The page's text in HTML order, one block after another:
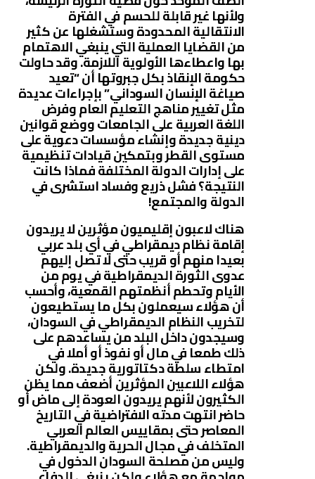
ولأنها غير قابلة للحسم في الفترة
الانتقالية المحدودة وستشغلها عن كثير
من القضايا العملية التي ينبغي الاهتمام
بها واعطاءها الأولوية اللازمة. وقد حاولت
حكومة الإنقاذ بكل جبروتها أن “تعيد
صياغة الإنسان السوداني” بإجراءات عديدة
مثل تغيير مناهج التعليم العام وفرض
اللغة العربية على الجامعات ووضع قوانين
دينية جديدة وإنشاء مؤسسات دعوية على
مستوى القطر وبتمكين قيادات تنظيمية
على إدارات الدولة المختلفة فماذا كانت
النتيجة؟ فشل ذريع وفساد استشرى في
الدولة والمجتمع!
هناك لاعبون إقليميون مؤثرين لا يريدون
إقامة نظام ديمقراطي في أي بلد عربي
بعيدا منهم أو قريب حتى لا تصل إليهم
عدوى الثورة الديمقراطية في يوم من
الأيام وتحطم أنظمتهم القمعية، وأحسب
أن هؤلاء سيعملون بكل ما يستطيعون
لتخريب النظام الديمقراطي في السودان،
وسيجدون داخل البلد من يساعدهم على
ذلك طمعا في مال أو نفوذ أو أملا في
امتطاء سلطة دكتاتورية جديدة. ولكن
هؤلاء اللاعبين المؤثرين أضعف مما يظن
الكثيرون لأنهم يريدون العودة إلى ماض أو
حاضر انتهت مدته الافتراضية في التاريخ
المعاصر حتى بمقاييس العالم العربي
المتخلف في مجال الحرية والديمقراطية.
وليس من مصلحة السودان الدخول في